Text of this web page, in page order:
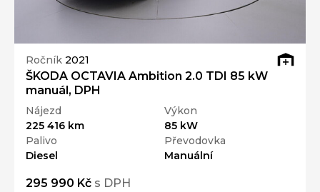
Ročník 2021
ŠKODA OCTAVIA Ambition 2.0 TDI 85 kW
manuál, DPH
Nájezd
225 416 km
Výkon
85 kW
Palivo
Diesel
Převodovka
Manuální
295 990 Kč s DPH